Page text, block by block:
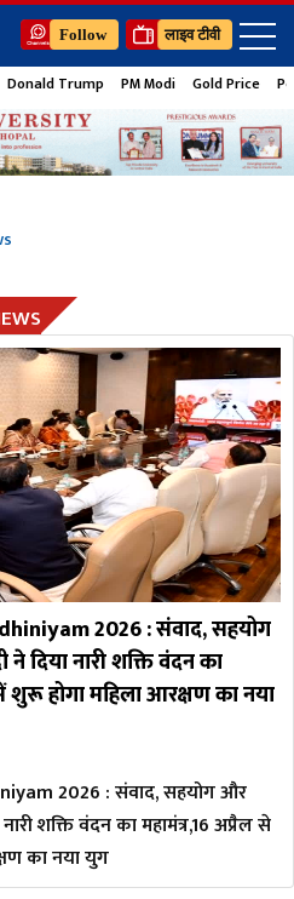
Follow लाइव टीवी
Donald Trump PM Modi Gold Price
2026 : संवाद, सहयोग
दिया नारी शक्ति वंदन का
शुरू होगा महिला आरक्षण का नया
2026 : संवाद, सहयोग और
शक्ति वंदन का महामंत्र,16 अप्रैल से
का नया युग